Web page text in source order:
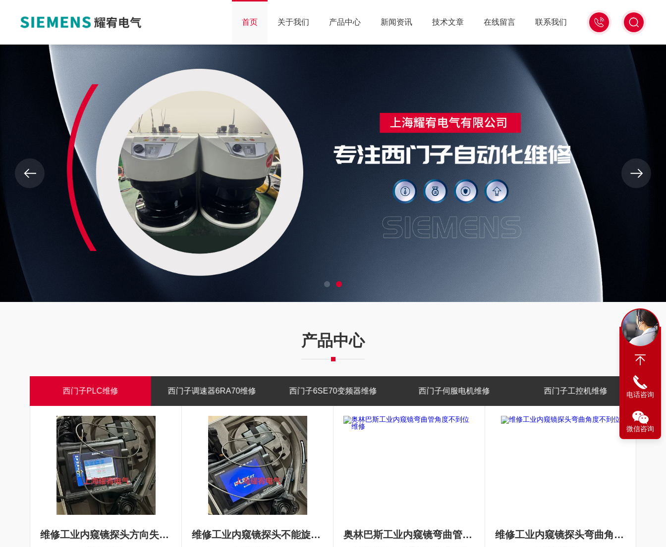
18516586104
微
首页 关于我们 产品中心 新闻资讯 技术文章 在线留言 联系我们
产品中心
西门子调速器6RA70维修 西门子6SE70变频器维修 西门子伺服电机维修 西门子工控机维修 西门子数控系统维修
维修工业内窥镜探头方向失灵没反应 维修工业内窥镜探头不能旋转不能转动 奥林巴斯工业内窥镜弯曲管角度不到位维修 维修工业内窥镜探头弯曲角度不到位
电话咨询
微信咨询